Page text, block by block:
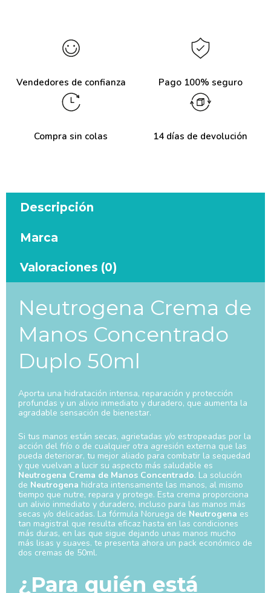
Vendedores de confianza Pago 100% seguro
Compra sin colas 14 días de devolución
Descripción
Marca
Valoraciones (0)
Neutrogena Crema de
Manos Concentrado
Duplo 50ml
Aporta una hidratación intensa, reparación y protección
profundas y un alivio inmediato y duradero, que aumenta la
agradable sensación de bienestar.
Si tus manos están secas, agrietadas y/o estropeadas por la
acción del frío o de cualquier otra agresión externa que las
pueda deteriorar, tu mejor aliado para combatir la sequedad
y que vuelvan a lucir su aspecto más saludable es
Neutrogena Crema de Manos Concentrado. La solución
de Neutrogena hidrata intensamente las manos, al mismo
tiempo que nutre, repara y protege. Esta crema proporciona
un alivio inmediato y duradero, incluso para las manos más
secas y/o delicadas. La fórmula Noruega de Neutrogena es
tan magistral que resulta eficaz hasta en las condiciones
más duras, en las que sigue dejando unas manos mucho
más lisas y suaves. te presenta ahora un pack económico de
dos cremas de 50ml.
¿Para quién está